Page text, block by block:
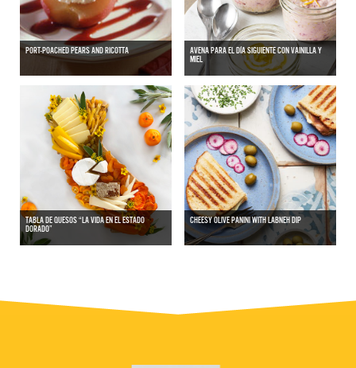
PORT-POACHED PEARS AND RICOTTA
AVENA PARA EL DÍA SIGUIENTE CON VAINILLA Y
MIEL
TABLA DE QUESOS “LA VIDA EN EL ESTADO
DORADO”
CHEESY OLIVE PANINI WITH LABNEH DIP